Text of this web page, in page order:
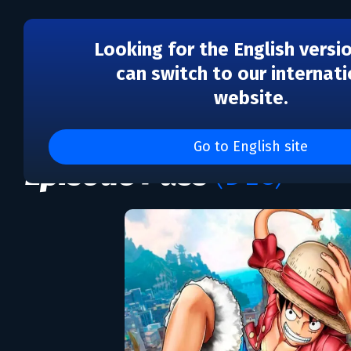
Looking for the English
can switch to our
website.
Go to English site
ONE PIECE World
Episode Pass(DLC)
DLC